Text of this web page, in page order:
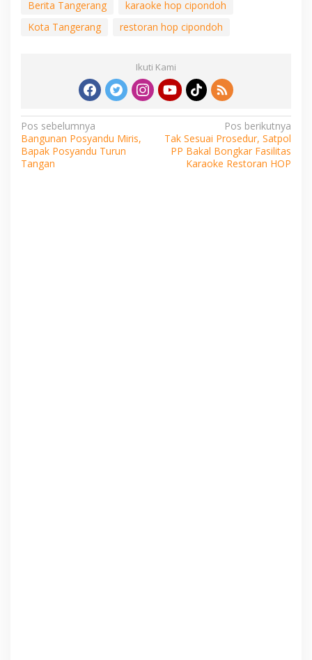
Berita Tangerang
karaoke hop cipondoh
Kota Tangerang
restoran hop cipondoh
Ikuti Kami
Navigasi
pos
Pos sebelumnya
Bangunan Posyandu Miris,
Bapak Posyandu Turun
Tangan
Pos berikutnya
Tak Sesuai Prosedur, Satpol
PP Bakal Bongkar Fasilitas
Karaoke Restoran HOP